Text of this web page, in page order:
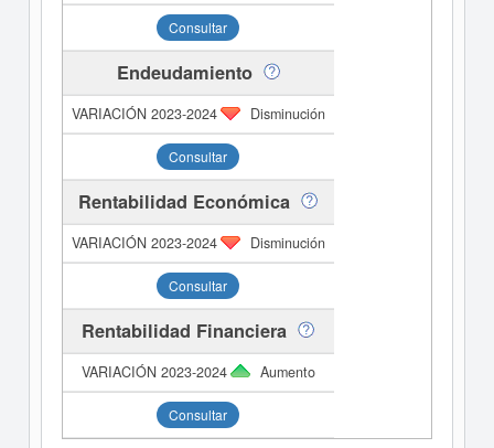
Consultar
Endeudamiento
Disminución
Consultar
Rentabilidad Económica
Disminución
Consultar
Rentabilidad Financiera
Aumento
Consultar